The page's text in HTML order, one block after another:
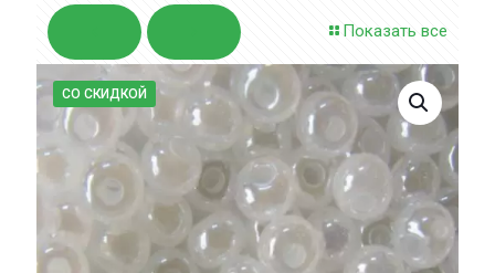
Показать все
СО СКИДКОЙ